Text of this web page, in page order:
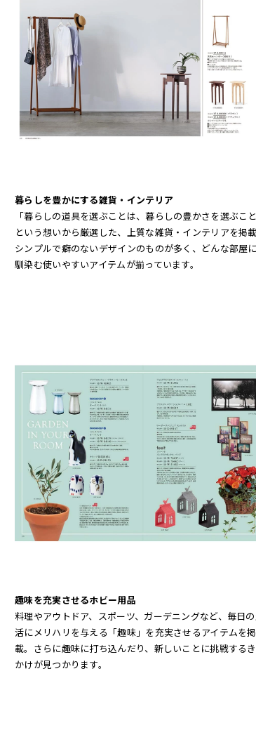
暮らしを豊かにする雑貨・インテリア
「暮らしの道具を選ぶことは、暮らしの豊かさを選ぶこと
という想いから厳選した、上質な雑貨・インテリアを掲載
シンプルで癖のないデザインのものが多く、どんな部屋
馴染む使いやすいアイテムが揃っています。
趣味を充実させるホビー用品
料理やアウトドア、スポーツ、ガーデニングなど、毎日
活にメリハリを与える「趣味」を充実させるアイテムを掲
載。さらに趣味に打ち込んだり、新しいことに挑戦する
かけが見つかります。